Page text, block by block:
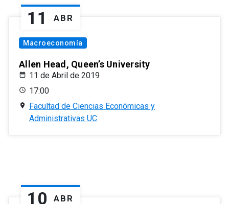
11 ABR
Macroeconomía
Allen Head, Queen’s University
11 de Abril de 2019
17:00
Facultad de Ciencias Económicas y
Administrativas UC
10 ABR